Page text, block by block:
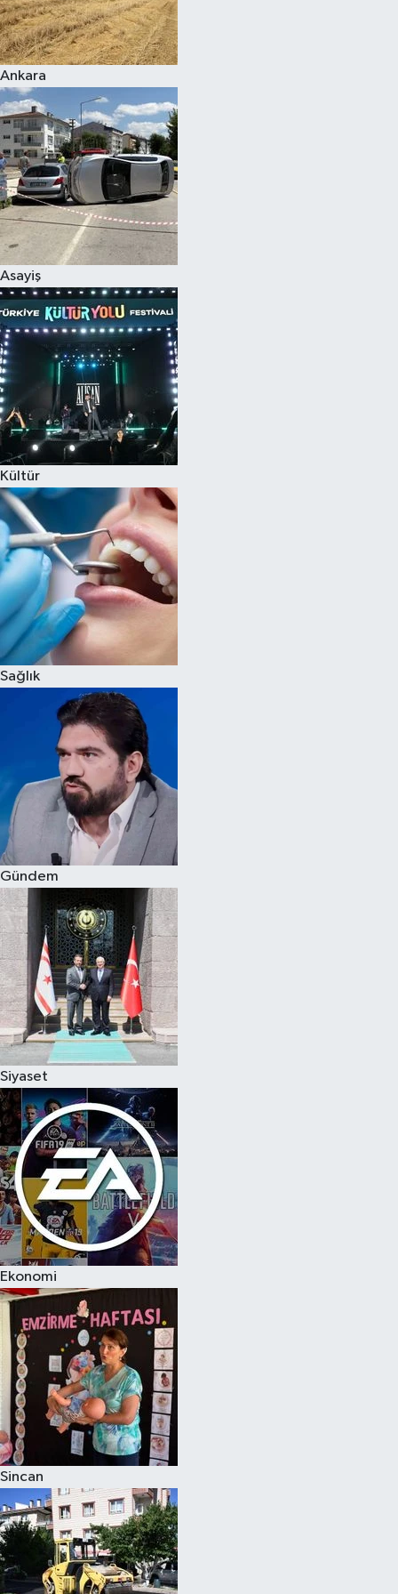
Ankara
Asayiş
Kültür
Sağlık
Gündem
Siyaset
Ekonomi
Sincan
Spor
Çocuk
Eğitim
Hava Durumu
Kadın
Kim kimdir?
Kültür Sanat
Sağlık
Siyaset
Teknoloji
Televizyon
Yaşam-Çevre